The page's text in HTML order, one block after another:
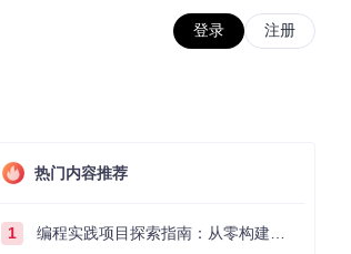
登录 注册
热门内容推荐
1 编程实践项目探索指南：从零构建技术能力体系